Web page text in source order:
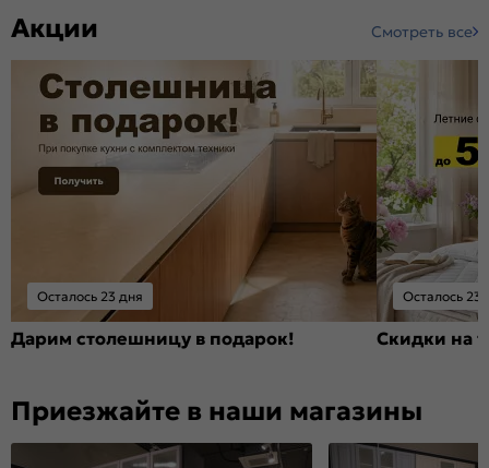
Акции Смотреть все
Осталось 23 дня
Дарим столешницу в подарок!
Осталось 23
Скидки на
Приезжайте в наши магазины